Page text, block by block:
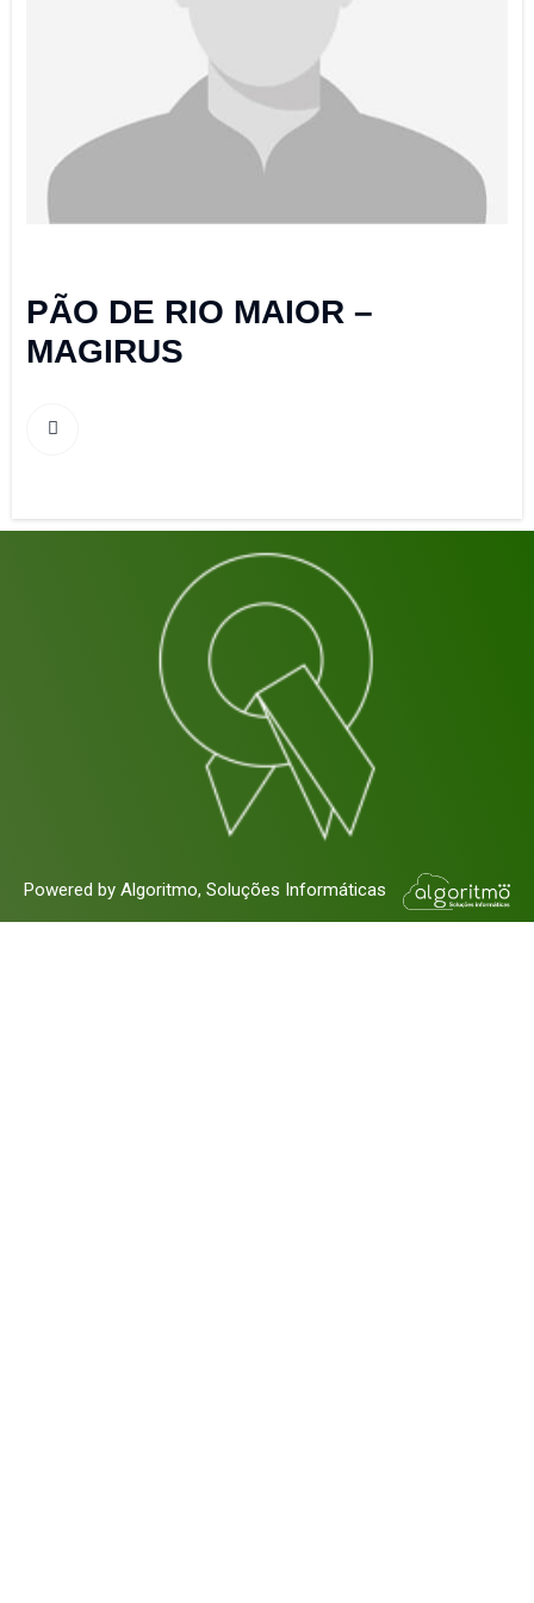
PÃO DE RIO MAIOR –
MAGIRUS
Powered by Algoritmo, Soluções Informáticas